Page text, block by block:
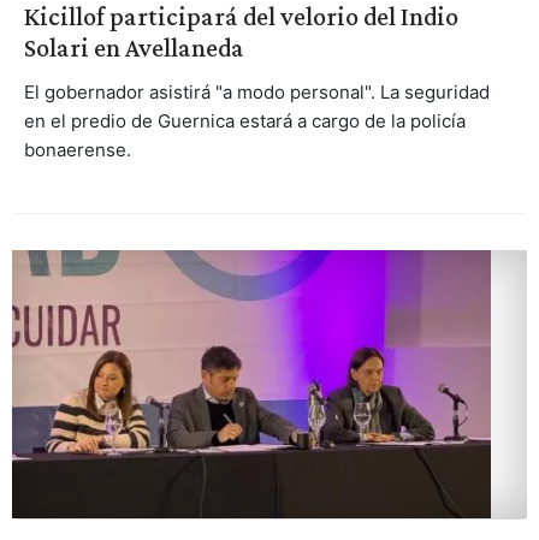
Kicillof participará del velorio del Indio
Solari en Avellaneda
El gobernador asistirá "a modo personal". La seguridad
en el predio de Guernica estará a cargo de la policía
bonaerense.